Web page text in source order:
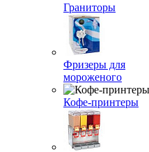
Граниторы
Фризеры для
мороженого
Кофе-принтеры